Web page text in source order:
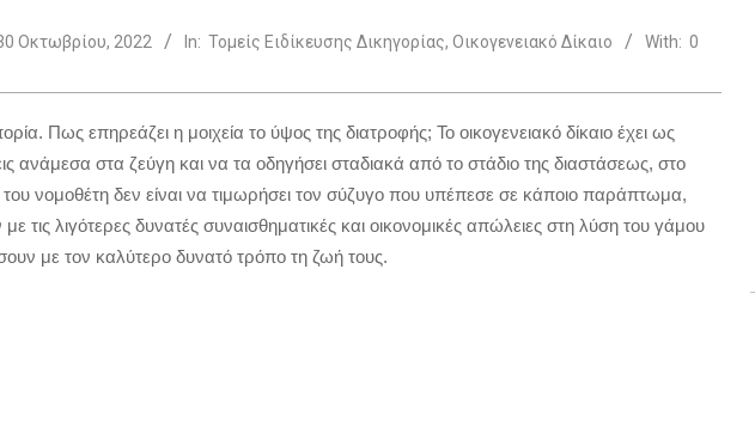
Οκτωβρίου, 2022 In: Τομείς Ειδίκευσης Δικηγορίας, Οικογενειακό Δίκαιο With: 0
Πως επηρεάζει η μοιχεία το ύψος της διατροφής; To οικογενειακό δίκαιο έχει ως
ανάμεσα στα ζεύγη και να τα οδηγήσει σταδιακά από το στάδιο της διαστάσεως, στο
νομοθέτη δεν είναι να τιμωρήσει τον σύζυγο που υπέπεσε σε κάποιο παράπτωμα,
τις λιγότερες δυνατές συναισθηματικές και οικονομικές απώλειες στη λύση του γάμου
με τον καλύτερο δυνατό τρόπο τη ζωή τους.